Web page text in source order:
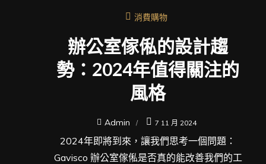
消費購物
辦公室傢俬的設計趨
勢：2024年值得關注的
風格
Admin 7 11 月 2024
2024年即將到來，讓我們思考一個問題：
Gavisco 辦公室傢俬是否真的能改善我們的工